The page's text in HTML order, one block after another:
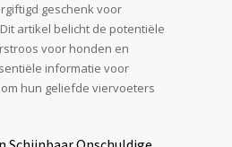
geschenk voor
artikel belicht de potentiële
voor honden en
informatie voor
hun geliefde viervoeters